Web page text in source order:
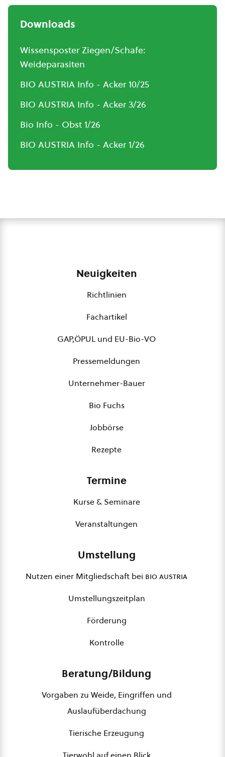
Downloads
Wissensposter Ziegen/Schafe:
Weideparasiten
BIO AUSTRIA Info - Acker 10/25
BIO AUSTRIA Info - Acker 3/26
Bio Info - Obst 1/26
BIO AUSTRIA Info - Acker 1/26
Neuigkeiten
Richtlinien
Fachartikel
GAP,ÖPUL und EU-Bio-VO
Pressemeldungen
Unternehmer-Bauer
Bio Fuchs
Jobbörse
Rezepte
Termine
Kurse & Seminare
Veranstaltungen
Umstellung
Nutzen einer Mitgliedschaft bei bio austria
Umstellungszeitplan
Förderung
Kontrolle
Beratung/Bildung
Vorgaben zu Weide, Eingriffen und
Auslaufüberdachung
Tierische Erzeugung
Tierwohl auf einen Blick